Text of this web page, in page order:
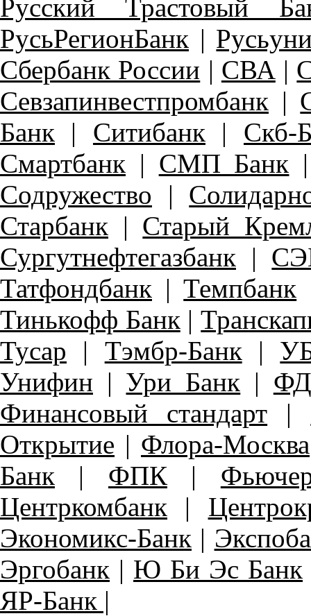
Русский Трастовый
РусьРегионБанк |
Сбербанк России | СВА |
Севзапинвестпромбанк |
Банк | Ситибанк | Скб-
Смартбанк | СМП Банк
Содружество |
Старбанк | Старый
Сургутнефтегазбанк |
Татфондбанк |Темпбанк
Тинькофф Банк |
Тусар | Тэмбр-Банк |
Унифин | Ури Банк |
Финансовый стандарт |
Открытие | Флора-Москва
Банк | ФПК|
Центркомбанк |
Экономикс-Банк |
Эргобанк | Ю Би Эс Банк
ЯР-Банк |